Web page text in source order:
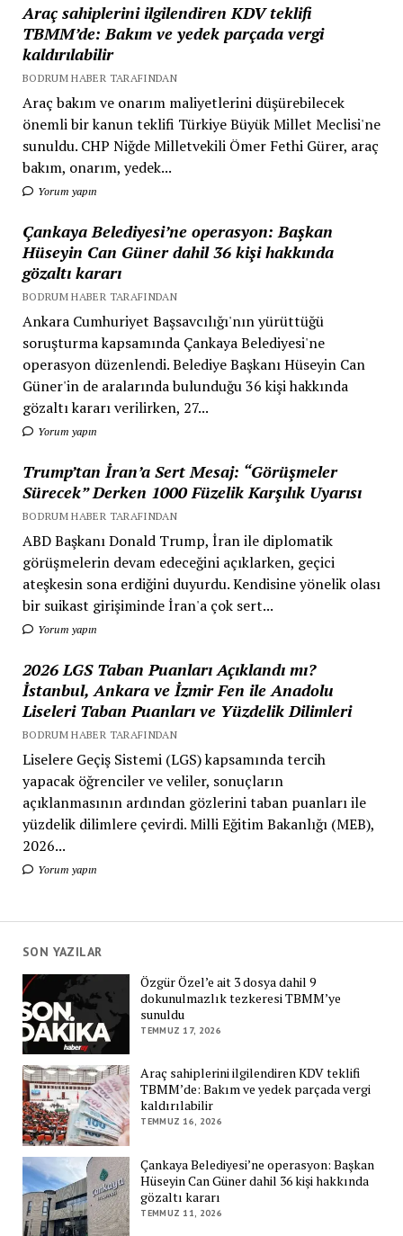
Araç sahiplerini ilgilendiren KDV teklifi
TBMM’de: Bakım ve yedek parçada vergi
kaldırılabilir
BODRUM HABER TARAFINDAN
Araç bakım ve onarım maliyetlerini düşürebilecek
önemli bir kanun teklifi Türkiye Büyük Millet Meclisi'ne
sunuldu. CHP Niğde Milletvekili Ömer Fethi Gürer, araç
bakım, onarım, yedek...
Yorum yapın
Çankaya Belediyesi’ne operasyon: Başkan
Hüseyin Can Güner dahil 36 kişi hakkında
gözaltı kararı
BODRUM HABER TARAFINDAN
Ankara Cumhuriyet Başsavcılığı'nın yürüttüğü
soruşturma kapsamında Çankaya Belediyesi'ne
operasyon düzenlendi. Belediye Başkanı Hüseyin Can
Güner'in de aralarında bulunduğu 36 kişi hakkında
gözaltı kararı verilirken, 27...
Yorum yapın
Trump’tan İran’a Sert Mesaj: “Görüşmeler
Sürecek” Derken 1000 Füzelik Karşılık Uyarısı
BODRUM HABER TARAFINDAN
ABD Başkanı Donald Trump, İran ile diplomatik
görüşmelerin devam edeceğini açıklarken, geçici
ateşkesin sona erdiğini duyurdu. Kendisine yönelik olası
bir suikast girişiminde İran'a çok sert...
Yorum yapın
2026 LGS Taban Puanları Açıklandı mı?
İstanbul, Ankara ve İzmir Fen ile Anadolu
Liseleri Taban Puanları ve Yüzdelik Dilimleri
BODRUM HABER TARAFINDAN
Liselere Geçiş Sistemi (LGS) kapsamında tercih
yapacak öğrenciler ve veliler, sonuçların
açıklanmasının ardından gözlerini taban puanları ile
yüzdelik dilimlere çevirdi. Milli Eğitim Bakanlığı (MEB),
2026...
Yorum yapın
SON YAZILAR
Özgür Özel’e ait 3 dosya dahil 9
dokunulmazlık tezkeresi TBMM’ye
sunuldu
TEMMUZ 17, 2026
Araç sahiplerini ilgilendiren KDV teklifi
TBMM’de: Bakım ve yedek parçada vergi
kaldırılabilir
TEMMUZ 16, 2026
Çankaya Belediyesi’ne operasyon: Başkan
Hüseyin Can Güner dahil 36 kişi hakkında
gözaltı kararı
TEMMUZ 11, 2026